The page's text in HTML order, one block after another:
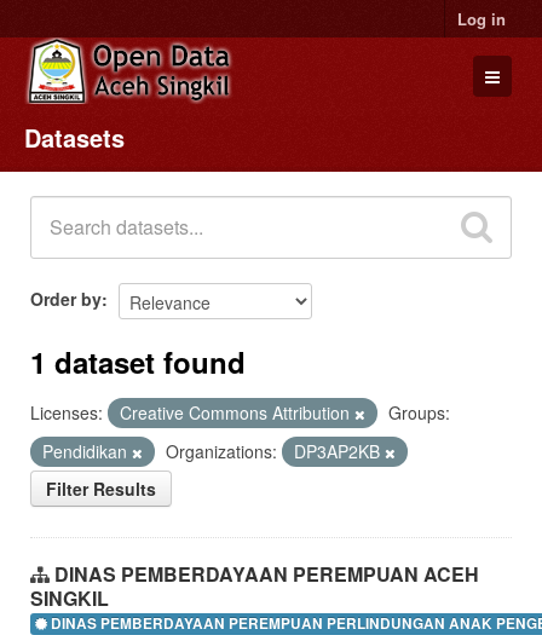
Log in
Datasets
Organizations
Groups
About
Datasets
Order by
1 dataset found
Licenses: Creative Commons Attribution
Groups:
Pendidikan
Organizations:
DP3AP2KB
Filter Results
DINAS PEMBERDAYAAN PEREMPUAN ACEH
SINGKIL
DINAS PEMBERDAYAAN PEREMPUAN PERLINDUNGAN ANAK